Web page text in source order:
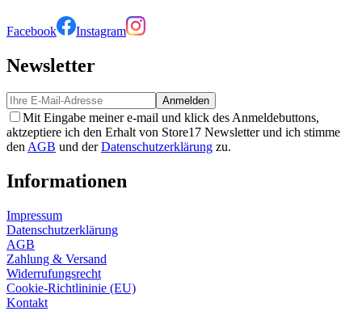
Facebook Instagram
Newsletter
Anmelden
Mit Eingabe meiner e-mail und klick des Anmeldebuttons,
aktzeptiere ich den Erhalt von Store17 Newsletter und ich stimme
denAGB und derDatenschutzerklärung zu.
Informationen
Impressum
Datenschutzerklärung
AGB
Zahlung & Versand
Widerrufungsrecht
Cookie-Richtlininie (EU)
Kontakt